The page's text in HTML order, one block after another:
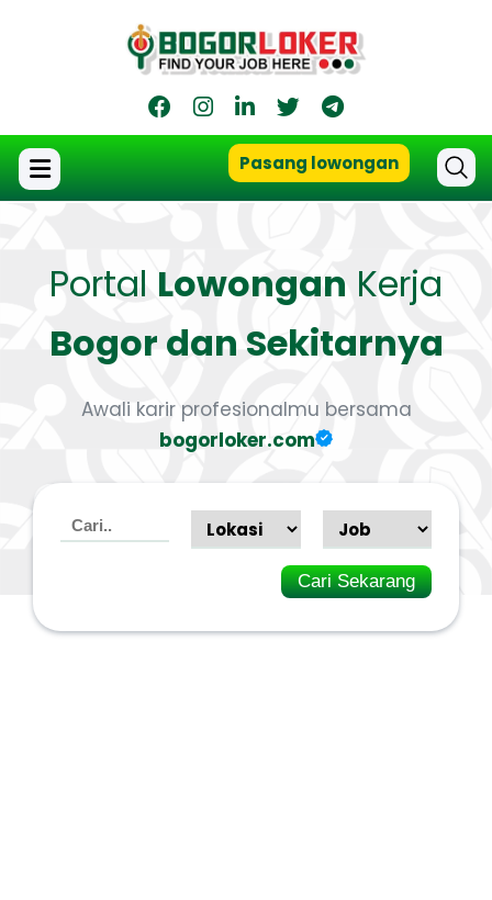
Pasang lowongan
Portal Lowongan Kerja
Bogor dan Sekitarnya
Awali karir profesionalmu bersama
bogorloker.com
Cari Sekarang